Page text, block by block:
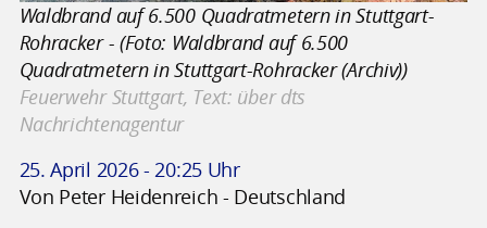
Waldbrand auf 6.500 Quadratmetern in Stuttgart-
Rohracker - (Foto: Waldbrand auf 6.500
Quadratmetern in Stuttgart-Rohracker (Archiv))
Feuerwehr Stuttgart, Text: über dts
Nachrichtenagentur
25. April 2026 - 20:25 Uhr
Von Peter Heidenreich - Deutschland